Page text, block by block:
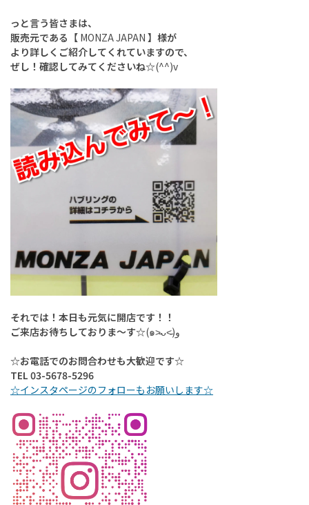
っと言う皆さまは、
販売元である【 MONZA JAPAN 】様が
より詳しくご紹介してくれていますので、
ぜし！確認してみてくださいね☆(^^)v
それでは！本日も元気に開店です！！
ご来店お待ちしておりま～す☆(๑˃̵ᴗ˂̵)و
☆お電話でのお問合わせも大歓迎です☆
TEL 03-5678-5296
☆インスタページのフォローもお願いします☆